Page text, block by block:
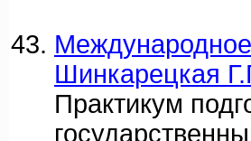
Шинкарецкая
Практикум